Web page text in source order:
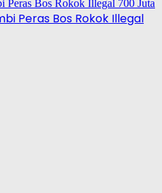
Peras Bos Rokok Illegal